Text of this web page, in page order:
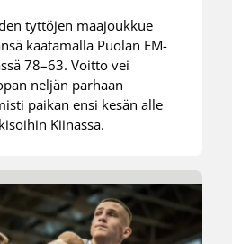
tyttöjen maajoukkue
kaatamalla Puolan EM-
78–63. Voitto vei
neljän parhaan
paikan ensi kesän alle
Kiinassa.